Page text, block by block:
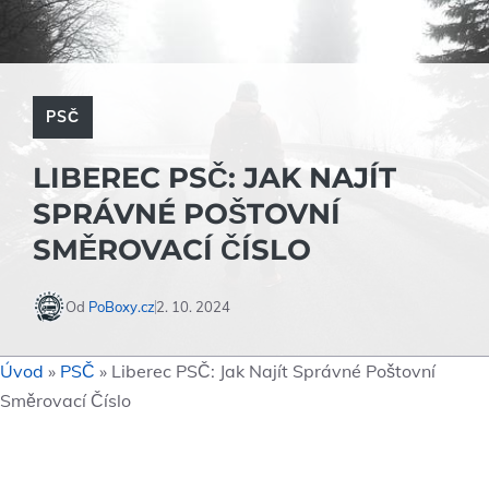
PSČ
LIBEREC PSČ: JAK NAJÍT
SPRÁVNÉ POŠTOVNÍ
SMĚROVACÍ ČÍSLO
Od PoBoxy.cz2. 10. 2024
Úvod » PSČ » Liberec PSČ: Jak Najít Správné Poštovní
Směrovací Číslo